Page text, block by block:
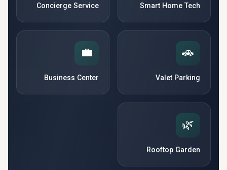
Smart Home Tech
Concierge Service
🚗
Valet Parking
💼
Business Center
🌿
Rooftop Garden